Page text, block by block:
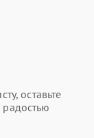
оставьте